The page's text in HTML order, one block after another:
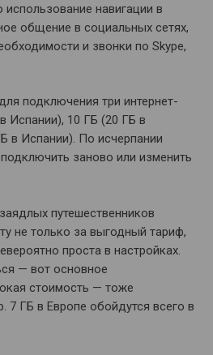
навигации в
общение в социальных сетях,
и звонки по Skype,
подключения три интернет-
Испании), 10 ГБ (20 ГБ в
в Испании). По исчерпании
заново или изменить
путешественников
не только за выгодный тариф,
проста в настройках.
— вот основное
стоимость — тоже
7 ГБ в Европе обойдутся всего в